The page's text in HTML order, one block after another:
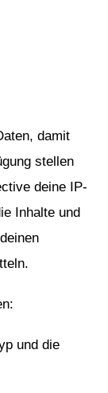
damit
stellen
deine IP-
Inhalte und
und die